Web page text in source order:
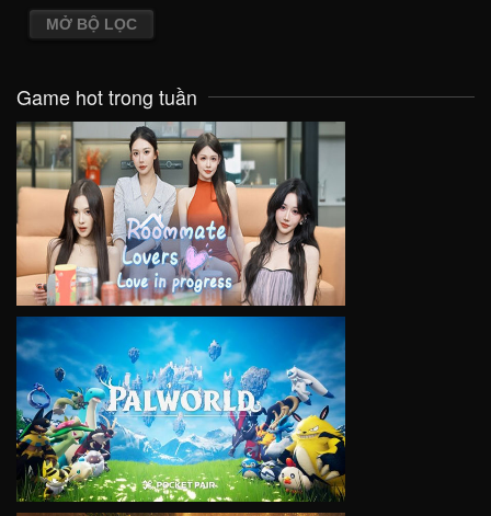
MỞ BỘ LỌC
Game hot trong tuần
VIEW
VIEW